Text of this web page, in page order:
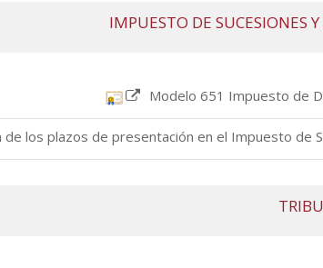
Modelo 651 Impuesto de
de los plazos de presentación en el Impuesto de